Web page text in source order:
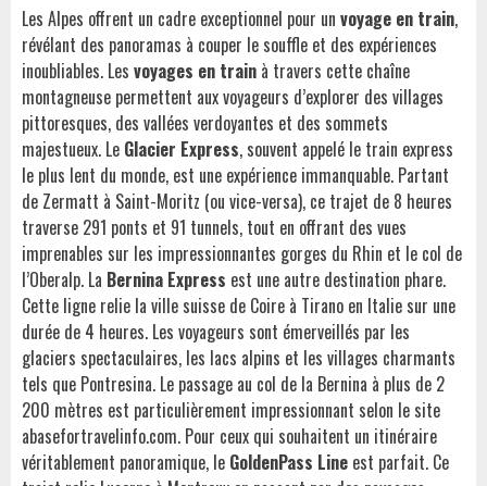
Les Alpes offrent un cadre exceptionnel pour un voyage en train,
révélant des panoramas à couper le souffle et des expériences
inoubliables. Les voyages en train à travers cette chaîne
montagneuse permettent aux voyageurs d’explorer des villages
pittoresques, des vallées verdoyantes et des sommets
majestueux. Le Glacier Express, souvent appelé le train express
le plus lent du monde, est une expérience immanquable. Partant
de Zermatt à Saint-Moritz (ou vice-versa), ce trajet de 8 heures
traverse 291 ponts et 91 tunnels, tout en offrant des vues
imprenables sur les impressionnantes gorges du Rhin et le col de
l’Oberalp. La Bernina Express est une autre destination phare.
Cette ligne relie la ville suisse de Coire à Tirano en Italie sur une
durée de 4 heures. Les voyageurs sont émerveillés par les
glaciers spectaculaires, les lacs alpins et les villages charmants
tels que Pontresina. Le passage au col de la Bernina à plus de 2
200 mètres est particulièrement impressionnant selon le site
abasefortravelinfo.com. Pour ceux qui souhaitent un itinéraire
véritablement panoramique, le GoldenPass Line est parfait. Ce